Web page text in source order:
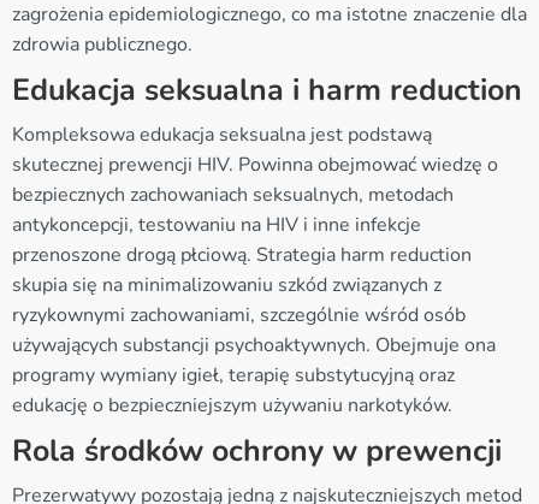
zagrożenia epidemiologicznego, co ma istotne znaczenie dla
zdrowia publicznego.
Edukacja seksualna i harm reduction
Kompleksowa edukacja seksualna jest podstawą
skutecznej prewencji HIV. Powinna obejmować wiedzę o
bezpiecznych zachowaniach seksualnych, metodach
antykoncepcji, testowaniu na HIV i inne infekcje
przenoszone drogą płciową. Strategia harm reduction
skupia się na minimalizowaniu szkód związanych z
ryzykownymi zachowaniami, szczególnie wśród osób
używających substancji psychoaktywnych. Obejmuje ona
programy wymiany igieł, terapię substytucyjną oraz
edukację o bezpieczniejszym używaniu narkotyków.
Rola środków ochrony w prewencji
Prezerwatywy pozostają jedną z najskuteczniejszych metod